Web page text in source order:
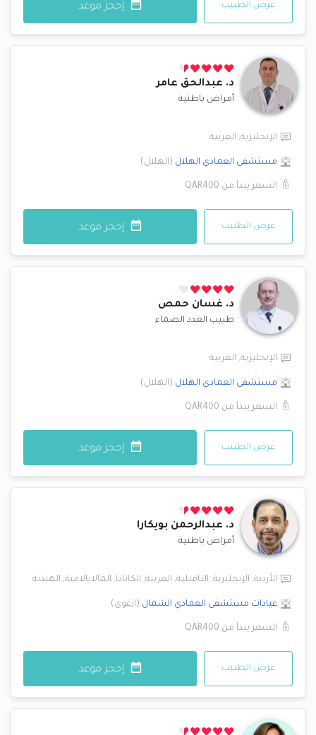
عرض الطبيب إحجز موعد
د. عبدالحق عامر
أمراض باطنية
الإنجليزية, العربية
مستشفى العمادي الهلال (الهلال)
السعر يبدأ من QAR400
عرض الطبيب إحجز موعد
د. غسان حمص
طبيب الغدد الصماء
الإنجليزية, العربية
مستشفى العمادي الهلال (الهلال)
السعر يبدأ من QAR400
عرض الطبيب إحجز موعد
د. عبدالرحمن بويكارا
أمراض باطنية
الأردية, الإنجليزية, التاميلية, العربية, الكانادا, المالايالامية, الهندية
عيادات مستشفى العمادي الشمال (ازغوى)
السعر يبدأ من QAR400
عرض الطبيب إحجز موعد